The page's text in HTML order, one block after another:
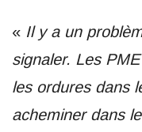
« Il y a un
signaler. Les
les ordures dans
acheminer dans